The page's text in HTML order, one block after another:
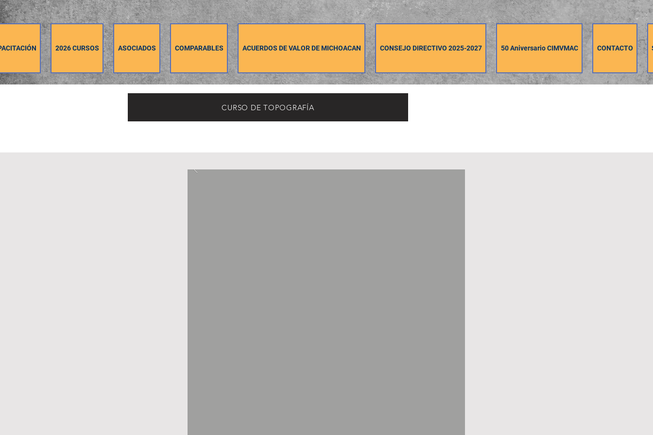
2026 CURSOS ASOCIADOS COMPARABLES ACUERDOS DE VALOR DE MICHOACAN CONSEJO DIRECTIVO 2025-2027 50 Aniversario CIMVMAC CONTACTO
CURSO DE TOPOGRAFÍA